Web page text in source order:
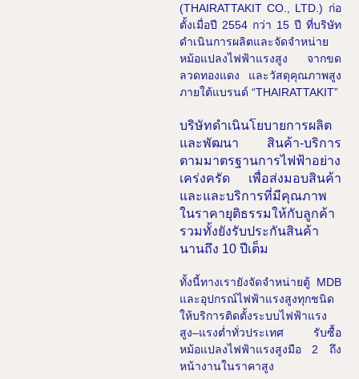
(THAIRATTAKIT CO., LTD.) ก่อ
ตั้งเมื่อปี 2554 กว่า 15 ปี ที่บริษัท
ดำเนินการผลิตและจัดจำหน่าย
หม้อแปลงไฟฟ้าแรงสูง จากขด
ลวดทองแดง และวัสดุคุณภาพสูง
ภายใต้แบรนด์ “THAIRATTAKIT”
บริษัทดำเนินโยบายการผลิต
และพัฒนา สินค้า-บริการ
ตามมาตรฐานการไฟฟ้าอย่าง
เคร่งครัด เพื่อส่งมอบสินค้า
และและบริการที่มีคุณภาพ
ในราคายุติธรรมให้กับลูกค้า
รวมทั้งยังรับประกันสินค้า
นานถึง 10 ปีเต็ม
ทั้งนี้ทางเรายังจัดจำหน่ายตู้ MDB
และอุปกรณ์ไฟฟ้าแรงสูงทุกชนิด
ให้บริการติดตั้งระบบไฟฟ้าแรง
สูง–แรงต่ำทั่วประเทศ รับซื้อ
หม้อแปลงไฟฟ้าแรงสูงมือ 2 ถึง
หน้างานในราคาสูง